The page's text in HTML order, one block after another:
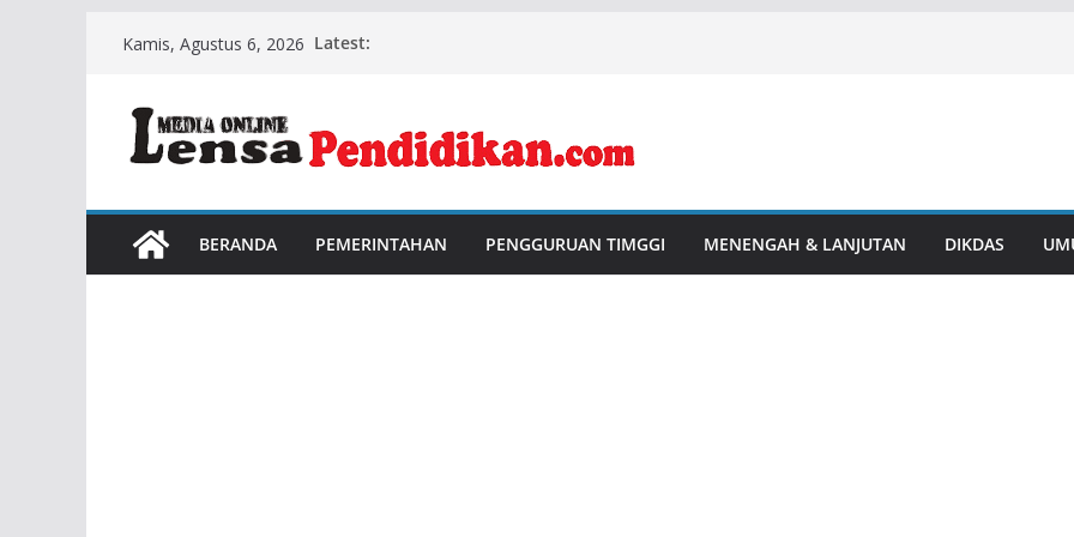
Kamis, Agustus 6, 2026 Latest:
BERANDA PEMERINTAHAN PENGGURUAN TIMGGI MENENGAH & LANJUTAN DIKDAS